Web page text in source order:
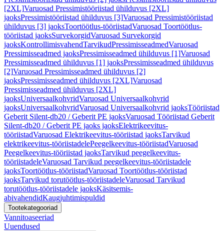
[2XL]Varuosad Pressimistööriistad ühilduvus [2XL]
jaoksPressimistööriistad ühilduvus [3]Varuosad Pressimistööriistad
ühilduvus [3] jaoksToortöötlus-tööriistadVaruosad Toortöötlus-
tööriistad jaoksSurvekorgidVaruosad Survekorgid
jaoksKontrollimisvahendTarvikudPressimisseadmedVaruosad
Pressimisseadmed jaoksPressimisseadmed ühilduvus [1]Varuosad
Pressimisseadmed ühilduvus [1] jaoksPressimisseadmed ühilduvus
[2]Varuosad Pressimisseadmed ühilduvus [2]
jaoksPressimisseadmed ühilduvus [2XL]Varuosad
Pressimisseadmed ühilduvus [2XL]
jaoksUniversaalkohvridVaruosad Universaalkohvrid
jaoksUniversaalkohvridVaruosad Universaalkohvrid jaoksTööriistad
Geberit Silent-db20 / Geberit PE jaoksVaruosad Tööriistad Geberit
Silent-db20 / Geberit PE jaoks jaoksElektrikeevitus-
tööriistadVaruosad Elektrikeevitus-tööriistad jaoksTarvikud
elektrikeevitus-tööriistadelePeegelkeevitus-tööriistadVaruosad
Peegelkeevitus-tööriistad jaoksTarvikud peegelkeevitus-
tööriistadeleVaruosad Tarvikud peegelkeevitus-tööriistadele
jaoksToortöötlus-tööriistadVaruosad Toortöötlus-tööriistad
jaoksTarvikud torutöötlus-tööriistadeleVaruosad Tarvikud
torutöötlus-tööriistadele jaoksKäsitsemis-
abivahendidKaugjuhtimispuldid
Tootekategooriad
Vannitoaseeriad
Uuendused